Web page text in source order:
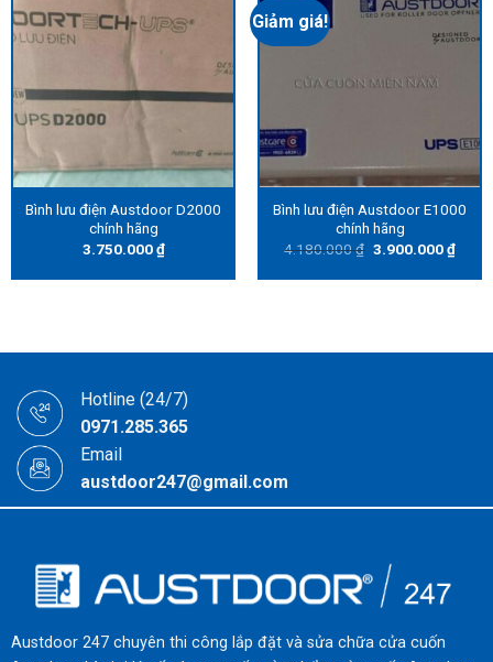
Bình lưu điện Austdoor D2000
chính hãng
3.750.000₫
Giảm giá!
Bình lưu điện Austdoor E1000
chính hãng
4.180.000₫ Original
was:
3.900.000₫
price
is:
Hotline (24/7)
0971.285.365
Email
austdoor247@gmail.com
Austdoor 247 chuyên thi công lắp đặt và sửa chữa cửa cuốn